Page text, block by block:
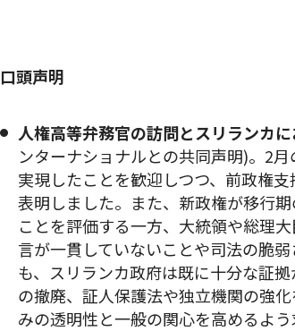
口頭声明
人権高等弁務官の訪問とスリランカ
ンターナショナルとの共同声明)。2
実現したことを歓迎しつつ、前政権
表明しました。また、新政権が移行
ことを評価する一方、大統領や総理
言が一貫していないことや司法の脆
も、スリランカ政府は既に十分な証
の撤廃、証人保護法や独立機関の強
みの透明性と一般の関心を高めるよう